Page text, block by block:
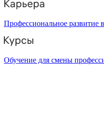
Профессиональное развитие
Обучение для смены